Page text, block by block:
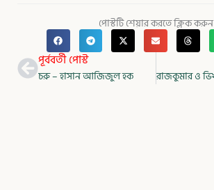
পোস্টটি শেয়ার করতে ক্লিক করুন
Prevপূর্ববর্তী পোস্ট
চরু – হাসান আজিজুল হক